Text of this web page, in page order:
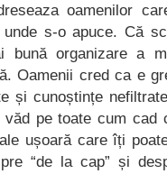
oamenilor
s-o apuce. Că
bună organizare a
Oamenii cred ca e
și cunoștințe
pe toate cum cad
ușoară care îți
“de la cap” și